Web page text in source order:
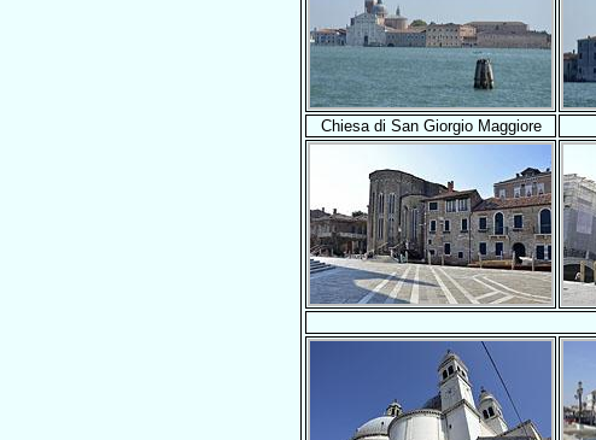
Chiesa di San Giorgio Maggiore